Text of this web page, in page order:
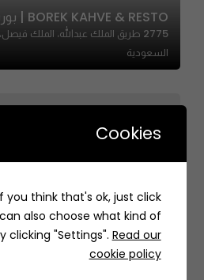
BOREK KAHVE & RESTO | بوريك كافيه ومطعم
السعودية
City Fresh Kitchen | سيتي فريش كيتشن
MPRM+M5 الربوة، الرياض السعودية
Cookies
you think that's ok, just click
also choose what kind of
clicking "Settings". Read our
cookie policy